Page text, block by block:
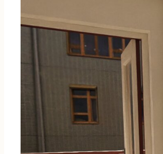
Helkaklat badrum med duschörna med
finns en praktisk arbetsbänk och förvaring
hålla ordning.
Även i badrummet finns möjlighet att sätta
inredningsväljaren hittar du alla tillval.
Balkong i västerläge med plats till
Lägenheten utrustas med Triple play från
internetanslutning 1000/1000 Mbit/s,